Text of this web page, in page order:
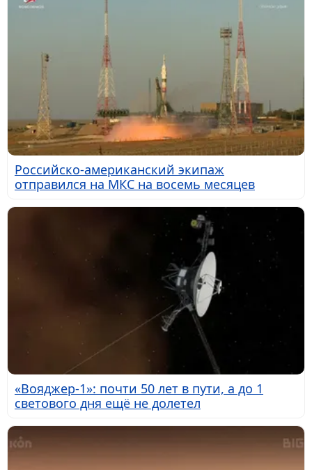
Российско-американский экипаж
отправился на МКС на восемь месяцев
«Вояджер-1»: почти 50 лет в пути, а до 1
светового дня ещё не долетел